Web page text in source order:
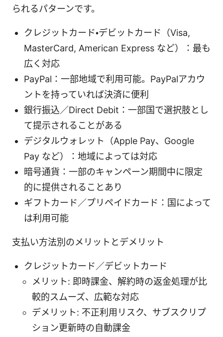
られるパターンです。
クレジットカード・デビットカード（Visa,
MasterCard, American Express など）：最も
広く対応
PayPal：一部地域で利用可能。PayPalアカウ
ントを持っていれば決済に便利
銀行振込／Direct Debit：一部国で選択肢とし
て提示されることがある
デジタルウォレット（Apple Pay、Google
Pay など）：地域によっては対応
暗号通貨：一部のキャンペーン期間中に限定
的に提供されることあり
ギフトカード／プリペイドカード：国によって
は利用可能
支払い方法別のメリットとデメリット
クレジットカード／デビットカード
メリット: 即時課金、解約時の返金処理が比
較的スムーズ、広範な対応
デメリット: 不正利用リスク、サブスクリプ
ション更新時の自動課金